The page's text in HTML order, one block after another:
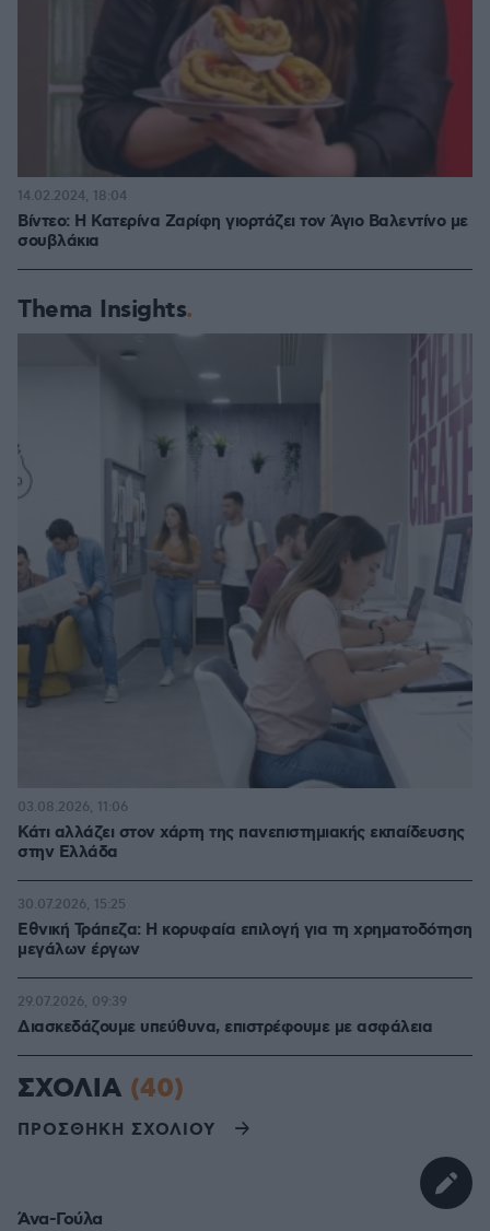
Βίντεο: Η Κατερίνα Ζαρίφη γιορτάζει τον Άγιο Βαλεντίνο με
σουβλάκια
14.02.2024, 18:04
Thema Insights
Κάτι αλλάζει στον χάρτη της πανεπιστημιακής εκπαίδευσης
στην Ελλάδα
03.08.2026, 11:06
Εθνική Τράπεζα: Η κορυφαία επιλογή για τη χρηματοδότηση
μεγάλων έργων
30.07.2026, 15:25
Διασκεδάζουμε υπεύθυνα, επιστρέφουμε με ασφάλεια
29.07.2026, 09:39
ΣΧΟΛΙΑ (40)
ΠΡΟΣΘΗΚΗ ΣΧΟΛΙΟΥ
Άνα-Γούλα